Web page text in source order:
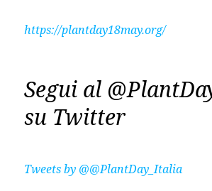
https://plantday18may.org/
Segui al
su Twitter
Tweets by @@PlantDay_Italia